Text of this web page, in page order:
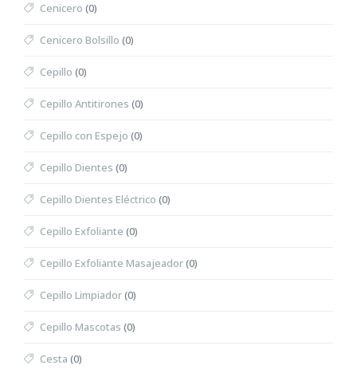
Cenicero (0)
Cenicero Bolsillo (0)
Cepillo (0)
Cepillo Antitirones (0)
Cepillo con Espejo (0)
Cepillo Dientes (0)
Cepillo Dientes Eléctrico (0)
Cepillo Exfoliante (0)
Cepillo Exfoliante Masajeador(0)
Cepillo Limpiador(0)
Cepillo Mascotas (0)
Cesta (0)